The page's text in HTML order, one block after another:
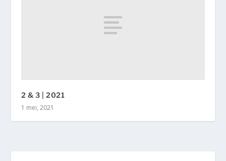
2 & 3 | 2021
1 mei, 2021